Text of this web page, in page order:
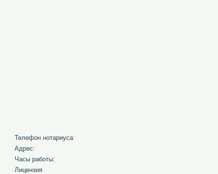
Телефон нотариуса:
Адрес:
Часы работы:
Лицензия